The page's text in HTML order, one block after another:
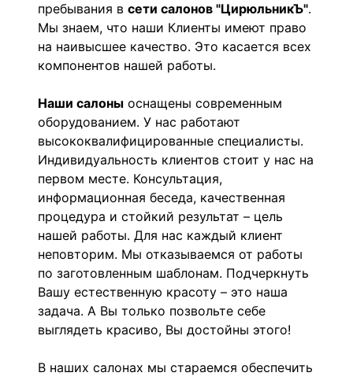
пребывания в сети салонов "ЦирюльникЪ".
Мы знаем, что наши Клиенты имеют право
на наивысшее качество. Это касается всех
компонентов нашей работы.
Наши салоны оснащены современным
оборудованием. У нас работают
высококвалифицированные специалисты.
Индивидуальность клиентов стоит у нас на
первом месте. Консультация,
информационная беседа, качественная
процедура и стойкий результат – цель
нашей работы. Для нас каждый клиент
неповторим. Мы отказываемся от работы
по заготовленным шаблонам. Подчеркнуть
Вашу естественную красоту – это наша
задача. А Вы только позвольте себе
выглядеть красиво, Вы достойны этого!
В наших салонах мы стараемся обеспечить